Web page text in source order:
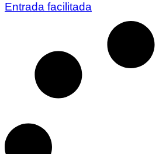
Entrada facilitada